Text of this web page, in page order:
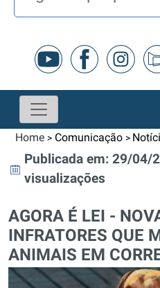
Home > Comunicação >
Publicada em: 29/04/
visualizações
AGORA É LEI -
INFRATORES QUE
ANIMAIS EM